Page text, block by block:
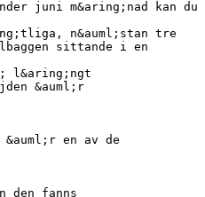
juni m&aring;nad kan du
n&auml;stan tre
sittande i en
l&aring;ngt
&auml;r
en av de
den fanns